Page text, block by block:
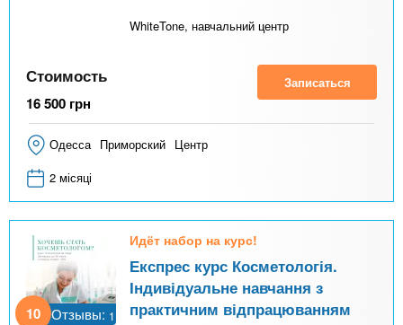
WhiteTone, навчальний центр
Стоимость
16 500 грн
Записаться
Одесса Приморский Центр
2 місяці
10 Отзывы: 1
Идёт набор на курс!
Експрес курс Косметологія.
Індивідуальне навчання з
практичним відпрацюванням